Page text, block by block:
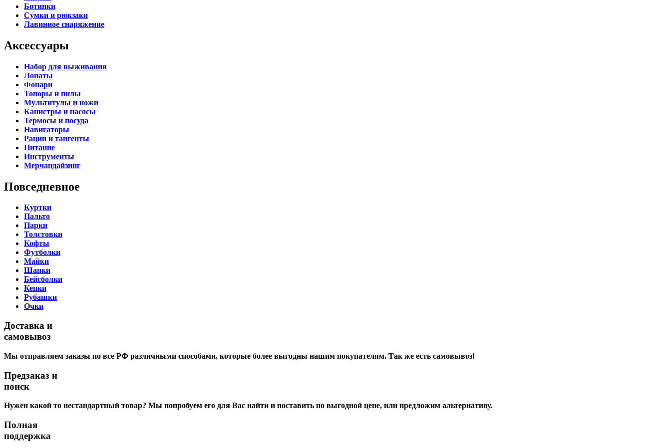
Ботинки
Сумки и рюкзаки
Лавинное снаряжение
Аксессуары
Набор для выживания
Лопаты
Фонари
Топоры и пилы
Мультитулы и ножи
Канистры и насосы
Термосы и посуда
Навигаторы
Рации и тангенты
Питание
Инструменты
Мерчандайзинг
Повседневное
Куртки
Пальто
Парки
Толстовки
Кофты
Футболки
Майки
Шапки
Бейсболки
Кепки
Рубашки
Очки
Доставка и
самовывоз
Мы отправляем заказы по все РФ различными способами, которые более выгодны нашим покупателям. Так же есть самовывоз!
Предзаказ и
поиск
Нужен какой то нестандартный товар? Мы попробуем его для Вас найти и поставить по выгодной цене, или предложим альтернативу.
Полная
поддержка